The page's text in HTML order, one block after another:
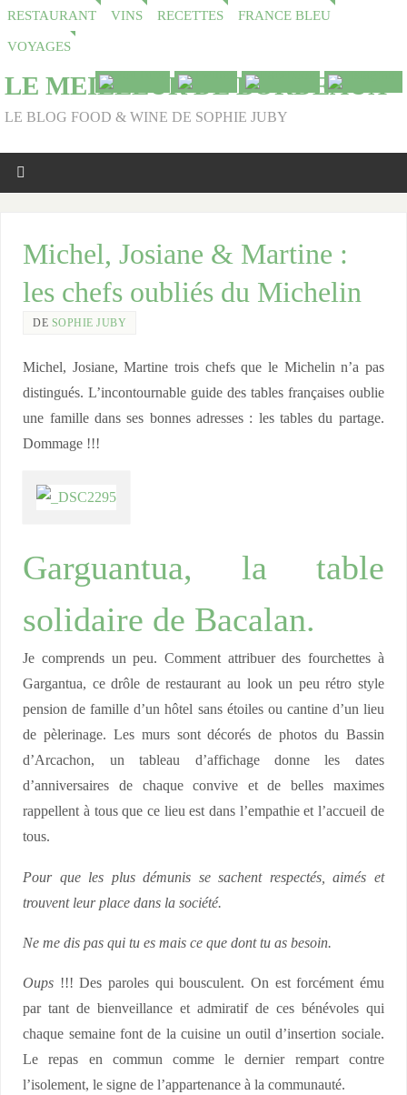
RESTAURANT VINS RECETTES FRANCE BLEU
VOYAGES
LE MEILLEUR DE BORDEAUX
LE BLOG FOOD & WINE DE SOPHIE JUBY
Michel, Josiane & Martine :
les chefs oubliés du Michelin
DE SOPHIE JUBY
Michel, Josiane, Martine trois chefs que le Michelin n’a pas
distingués. L’incontournable guide des tables françaises oublie
une famille dans ses bonnes adresses : les tables du partage.
Dommage !!!
Garguantua, la table
solidaire de Bacalan.
Je comprends un peu. Comment attribuer des fourchettes à
Gargantua, ce drôle de restaurant au look un peu rétro style
pension de famille d’un hôtel sans étoiles ou cantine d’un lieu
de pèlerinage. Les murs sont décorés de photos du Bassin
d’Arcachon, un tableau d’affichage donne les dates
d’anniversaires de chaque convive et de belles maximes
rappellent à tous que ce lieu est dans l’empathie et l’accueil de
tous.
Pour que les plus démunis se sachent respectés, aimés et
trouvent leur place dans la société.
Ne me dis pas qui tu es mais ce que dont tu as besoin.
Oups !!! Des paroles qui bousculent. On est forcément ému
par tant de bienveillance et admiratif de ces bénévoles qui
chaque semaine font de la cuisine un outil d’insertion sociale.
Le repas en commun comme le dernier rempart contre
l’isolement, le signe de l’appartenance à la communauté.